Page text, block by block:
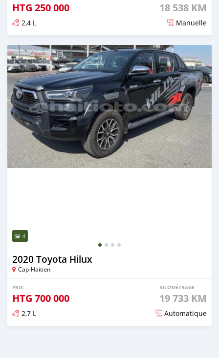
HTG 250 000 18 538 KM
2,4 L Manuelle
Publié il y a plus de 2 ans
4
2020 Toyota Hilux
Cap-Haitien
PRIX
HTG 700 000
KILOMÉTRAGE
19 733 KM
2,7 L Automatique